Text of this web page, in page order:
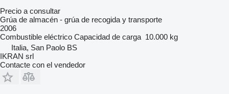
Precio a consultar
Grúa de almacén - grúa de recogida y transporte
2006
Combustible eléctrico Capacidad de carga 10.000 kg
Italia, San Paolo BS
IKRAN srl
Contacte con el vendedor